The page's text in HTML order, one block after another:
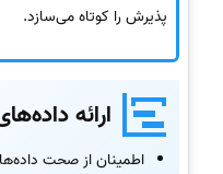
پذیرش را کوتاه می‌سازد.
ارائه
اطمینان از صحت